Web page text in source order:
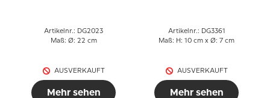
Artikelnr.: DG2023
Maß: Ø: 22 cm
AUSVERKAUFT
Mehr sehen
Artikelnr.: DG3361
Maß: H: 10 cm x Ø: 7 cm
AUSVERKAUFT
Mehr sehen